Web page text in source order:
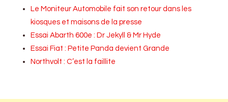
Le Moniteur Automobile fait son retour dans les
kiosques et maisons de la presse
Essai Abarth 600e : Dr Jekyll & Mr Hyde
Essai Fiat : Petite Panda devient Grande
Northvolt : C’est la faillite